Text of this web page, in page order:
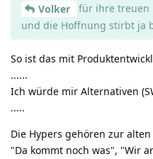
Volker
für ihre treuen
und die Hoffnung stirbt ja
So ist das mit
......
Ich würde mir Alternativen
.....
Die Hypers gehören zur
"Da kommt noch was", "Wir